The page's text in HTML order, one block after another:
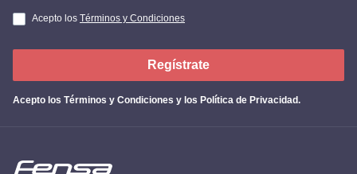
Acepto los Términos y Condiciones
Acepto los Términos y Condiciones y los Política de Privacidad.
Regístrate